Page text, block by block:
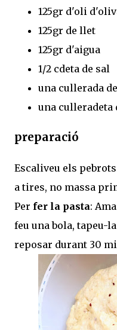
125gr d'oli
125gr de llet
125gr d'aigua
1/2 cdeta de sal
una cullerada
una culleradeta
preparació
Escaliveu els
a tires, no massa
Per fer la pasta:
feu una bola, tapeu-
reposar durant 30